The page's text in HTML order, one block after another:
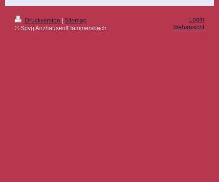
Druckversion
Sitemap
© Spvg Anzhausen/Flammersbach
Login
Webansicht